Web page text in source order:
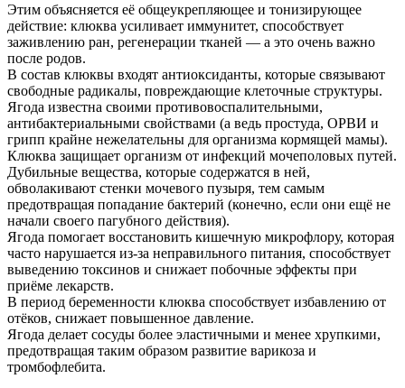
Этим объясняется её общеукрепляющее и тонизирующее
действие: клюква усиливает иммунитет, способствует
заживлению ран, регенерации тканей — а это очень важно
после родов.
В состав клюквы входят антиоксиданты, которые связывают
свободные радикалы, повреждающие клеточные структуры.
Ягода известна своими противовоспалительными,
антибактериальными свойствами (а ведь простуда, ОРВИ и
грипп крайне нежелательны для организма кормящей мамы).
Клюква защищает организм от инфекций мочеполовых путей.
Дубильные вещества, которые содержатся в ней,
обволакивают стенки мочевого пузыря, тем самым
предотвращая попадание бактерий (конечно, если они ещё не
начали своего пагубного действия).
Ягода помогает восстановить кишечную микрофлору, которая
часто нарушается из-за неправильного питания, способствует
выведению токсинов и снижает побочные эффекты при
приёме лекарств.
В период беременности клюква способствует избавлению от
отёков, снижает повышенное давление.
Ягода делает сосуды более эластичными и менее хрупкими,
предотвращая таким образом развитие варикоза и
тромбофлебита.